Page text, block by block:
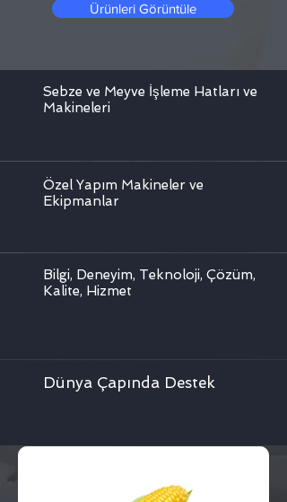
Ürünleri Görüntüle
Sebze ve Meyve İşleme Hatları ve
Makineleri
Özel Yapım Makineler ve
Ekipmanlar
Bilgi, Deneyim, Teknoloji, Çözüm,
Kalite, Hizmet
Dünya Çapında Destek